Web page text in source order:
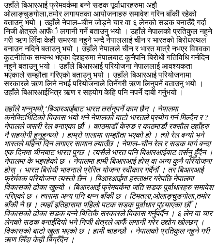
उहाँले बिआरआई फ्रेमवर्कमा बन्ने सडक पूर्वाधारहरुमा अझै
ओलाङ्चुङगोला,तमोर लगायतका आयोजनाहरु समावेश गरिन बाँकी रहेको
बताउनु भयो । उहाँले नेपाल–चीन जोड्ने चार वा ६ लेनको सडक बनाउँदै गर्दा
निजी क्षेत्रले आफँै लगानी गर्ने बताउनु भयो । उहाँले नेपालको प्रतिकुल नहुने
गरी ऋण लिँदा केही समस्या नहुने भन्दै नेपाललाई चीन र भारतको बिरोधस्थल
बनाउन नदिने बताउनु भयो । उहाँले नेपालले चीन र भारत मात्रै नभएर विश्वका
कुटनीतिक सम्बन्ध भएका देशहरुमा नेपालबाट कुनैपनि बिरोधी गतिविधि गर्नदिन
नहुने बताउनु भयो । उहाँले बिआरआई परियोजना नेपाललाई आवश्यकता
भएकाले सम्झौता गरिएको बताउनु भयो । उहाँले बिआरआई परियोजनामा
सरकारले ऋण लिने नभई परियोजनाले तिर्नेगरी ऋण लिनुपर्ने बताउनु भयो ।
उहाँले बिआरआईभित्र ऋण र सहयोग केहि पनि नपर्ने दाबी गर्नुभयो ।
उहाँले भन्नुभयो,‘बिआरआईबाट भारत तर्सनुपर्ने काम छैन । नेपालमा
कनेक्टिभिटिको विकास भयो भने नेपालको बाटो भारतले प्रयोग गर्न मिल्दैन र ?
नेपालले जसरी रेल बनाएका छौं । काठमाडौं केरुङ र काठमाडौं रक्सौल उहाँहरु
नै सहयोगी हुनुहुन्थ्यो । हाम्रो पालामा सम्झौता भएको हो । त्यो रेल बन्यो भने
भारतले महिना दिन लगाएर सामान ल्याउँछ । नेपाल–चीन रेल र सडक मार्ग बन्दा
एक दिनमा चीनबाट भारत पुग्छ । त्यसैले भारत पनि बिआरआईबाट तर्सनु हुँदैन ।
नेपालमा के भइरहेको छ । नेपालमा हामी बिआरआई होस् वा अन्य कुनै परियोजना
होस् । भारत बिरोधी भावनाले प्रेरित योजना स्वीकार गर्दैनौं । तर बिआरआई
फ्रेर्मवक परियोजना त्यस्तो छैन । बिआरआईमा हस्ताक्षर गरेपछि नेपालमा
विकासको ढोका खुल्यो । बिआरआई फ्रेमवर्कमा जति सडक पूर्वाधारहरु समावेश
गरिएको छ । त्यसमा अन्य पनि थप्न बाँकी छ । टिमतला,ओलाङ्चुङगोला,तमोर
बाँकी नै छ । त्यहाँ इतिहासमा पहिलो पटक सडक पूर्वाधार पु¥याएका छौँ ।
विकासको ढोका सडक बन्ने बित्तिकै सरकारले विकास गर्नुपर्दैन । ६ लेन वा चार
लेनको सडक बनाईदियो भने निजी क्षेत्रले आफैँ लगानी गरेर उद्योग खोल्छन् ।
विकासको बाटो खुला भएको छ । हामी चाहन्छौ । नेपालको प्रतिकुल नहुने गरी
ऋण लिँदा केही बिग्रँदैन ।